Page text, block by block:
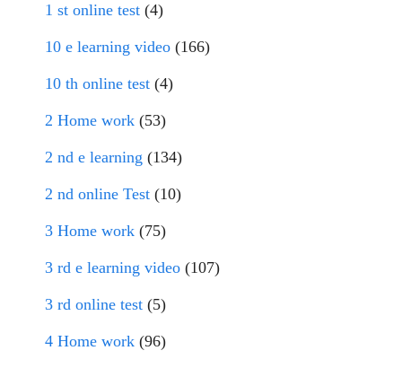
1 st online test (4)
10 e learning video (166)
10 th online test (4)
2 Home work (53)
2 nd e learning (134)
2 nd online Test (10)
3 Home work (75)
3 rd e learning video (107)
3 rd online test (5)
4 Home work (96)